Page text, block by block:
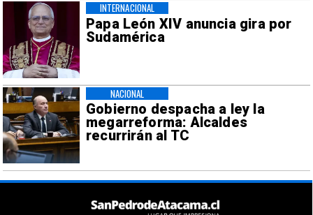
Papa León XIV anuncia gira por
Sudamérica
INTERNACIONAL
Gobierno despacha a ley la
megarreforma: Alcaldes
recurrirán al TC
NACIONAL